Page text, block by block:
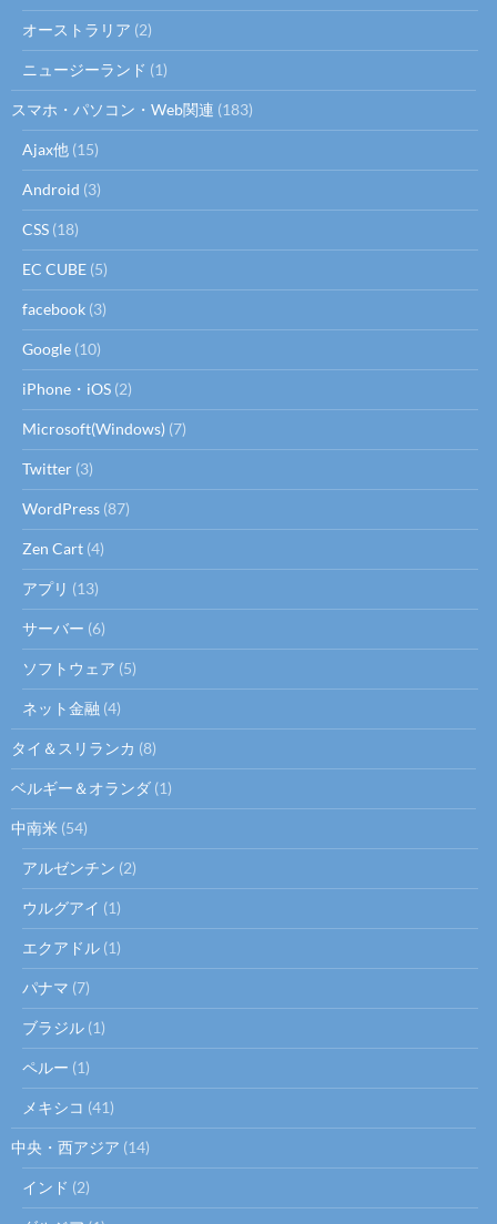
オーストラリア (2)
ニュージーランド (1)
スマホ・パソコン・Web関連 (183)
Ajax他 (15)
Android (3)
CSS (18)
EC CUBE (5)
facebook (3)
Google (10)
iPhone・iOS (2)
Microsoft(Windows) (7)
Twitter (3)
WordPress (87)
Zen Cart (4)
アプリ (13)
サーバー (6)
ソフトウェア (5)
ネット金融 (4)
タイ＆スリランカ (8)
ベルギー＆オランダ (1)
中南米 (54)
アルゼンチン (2)
ウルグアイ (1)
エクアドル (1)
パナマ (7)
ブラジル (1)
ペルー (1)
メキシコ (41)
中央・西アジア (14)
インド (2)